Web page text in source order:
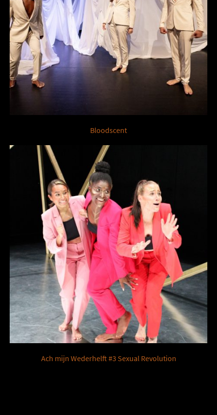
Bloodscent
Ach mijn Wederhelft #3 Sexual Revolution